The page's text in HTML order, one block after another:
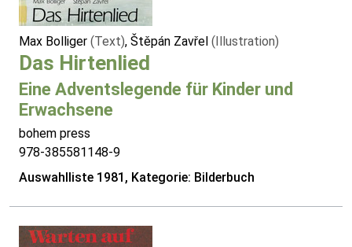
Max Bolliger (Text), Štěpán Zavřel (Illustration)
Das Hirtenlied
Eine Adventslegende für Kinder und
Erwachsene
bohem press
978-385581148-9
Auswahlliste 1981, Kategorie: Bilderbuch